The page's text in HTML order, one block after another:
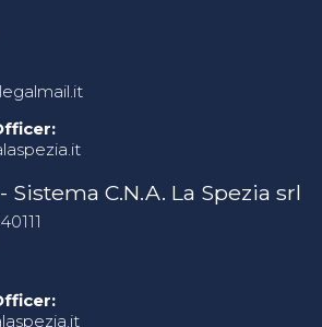
Sistema C.N.A. La Spezia srl